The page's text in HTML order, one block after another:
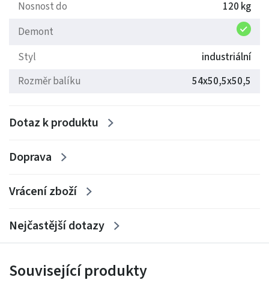
polstrování.
Flexibilita:
nastavitelný.
Podpora nohou:
Kovová podnožka umístěná na
Stabilita a ochrana:
Široká kulatá základna bezpečně
Nosnost do
120 kg
Demont
Styl
industriální
Rozměr balíku
54x50,5x50,5
Dotaz k produktu
Doprava
Vrácení zboží
Nejčastější dotazy
Související produkty